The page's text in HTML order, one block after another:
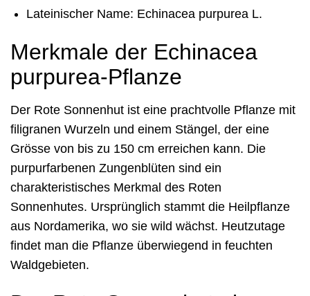
Lateinischer Name: Echinacea purpurea L.
Merkmale der Echinacea
purpurea-Pflanze
Der Rote Sonnenhut ist eine prachtvolle Pflanze mit
filigranen Wurzeln und einem Stängel, der eine
Grösse von bis zu 150 cm erreichen kann. Die
purpurfarbenen Zungenblüten sind ein
charakteristisches Merkmal des Roten
Sonnenhutes. Ursprünglich stammt die Heilpflanze
aus Nordamerika, wo sie wild wächst. Heutzutage
findet man die Pflanze überwiegend in feuchten
Waldgebieten.